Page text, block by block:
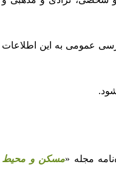
عمومی به این اطلاعات
مجله «مسکن و محیط